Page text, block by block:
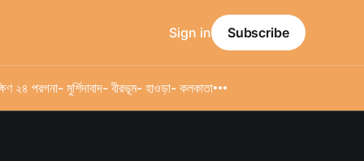
২৪ পরগনা- মুর্শিদাবাদ- বীরভূম- হাওড়া- কলকাতা
Sign in Subscribe